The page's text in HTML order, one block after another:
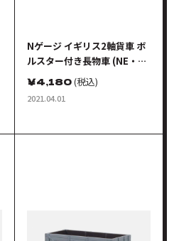
Nゲージ イギリス2軸貨車 ボ
ルスター付き長物車 (NE・錆
色・2輌セット)
￥4,180(税込)
2021.04.01